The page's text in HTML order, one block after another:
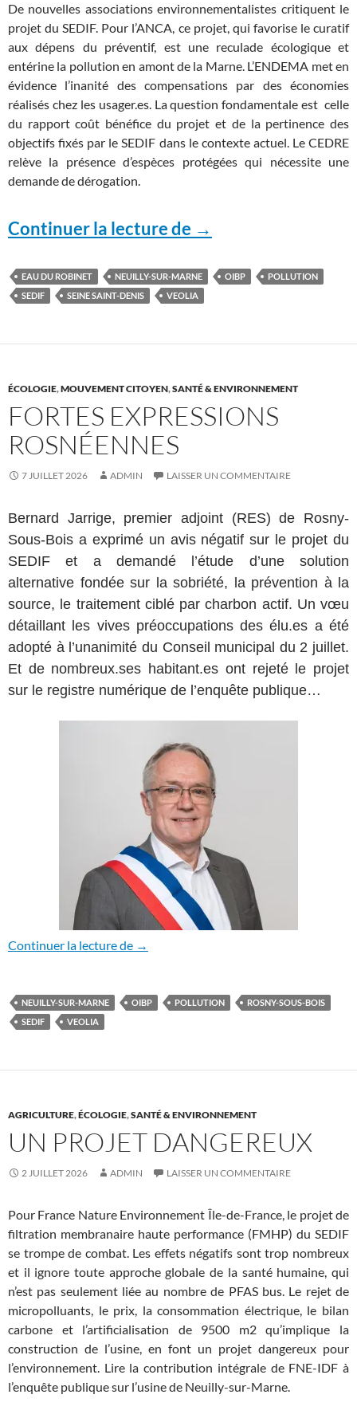
De nouvelles associations environnementalistes critiquent le
projet du SEDIF. Pour l’ANCA, ce projet, qui favorise le curatif
aux dépens du préventif, est une reculade écologique et
entérine la pollution en amont de la Marne. L’ENDEMA met en
évidence l’inanité des compensations par des économies
réalisés chez les usager.es. La question fondamentale est celle
du rapport coût bénéfice du projet et de la pertinence des
objectifs fixés par le SEDIF dans le contexte actuel. Le CEDRE
relève la présence d’espèces protégées qui nécessite une
demande de dérogation.
Continuer la lecture de Les associations
→
EAU DU ROBINET NEUILLY-SUR-MARNE OIBP
POLLUTION
SEDIF
SEINE SAINT-DENIS VEOLIA
ÉCOLOGIE,MOUVEMENT CITOYEN,SANTÉ & ENVIRONNEMENT
FORTES EXPRESSIONS
ROSNÉENNES
7 JUILLET 2026 ADMIN LAISSER UN COMMENTAIRE
Bernard Jarrige, premier adjoint (RES) de Rosny-
Sous-Bois a exprimé un avis négatif sur le projet du
SEDIF et a demandé l’étude d’une solution
alternative fondée sur la sobriété, la prévention à la
source, le traitement ciblé par charbon actif. Un vœu
détaillant les vives préoccupations des élu.es a été
adopté à l’unanimité du Conseil municipal du 2 juillet.
Et de nombreux.ses habitant.es ont rejeté le projet
sur le registre numérique de l’enquête publique…
Continuer la lecture de Fortes expressions rosnéennes
→
NEUILLY-SUR-MARNE OIBP POLLUTION
ROSNY-SOUS-BOIS
SEDIF
VEOLIA
AGRICULTURE,ÉCOLOGIE,SANTÉ & ENVIRONNEMENT
UN PROJET DANGEREUX
2 JUILLET 2026 ADMIN LAISSER UN COMMENTAIRE
Pour France Nature Environnement Île-de-France, le projet de
filtration membranaire haute performance (FMHP) du SEDIF
se trompe de combat. Les effets négatifs sont trop nombreux
et il ignore toute approche globale de la santé humaine, qui
n’est pas seulement liée au nombre de PFAS bus. Le rejet de
micropolluants, le prix, la consommation électrique, le bilan
carbone et l’artificialisation de 9500 m2 qu’implique la
construction de l’usine, en font un projet dangereux pour
l’environnement. Lire la contribution intégrale de FNE-IDF à
l’enquête publique sur l’usine de Neuilly-sur-Marne.